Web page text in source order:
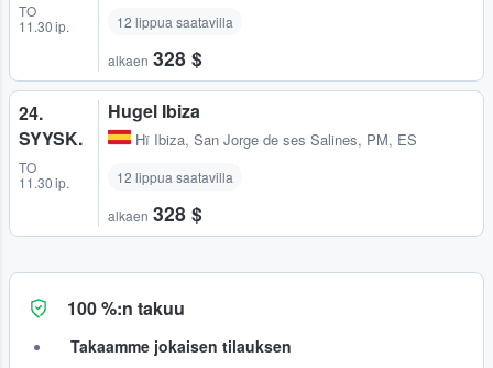
TO
11.30 ip.
12 lippua saatavilla
alkaen 328 $
24.
SYYSK.
TO
11.30 ip.
Hugel Ibiza
Hï Ibiza, San Jorge de ses Salines, PM, ES
12 lippua saatavilla
alkaen 328 $
100 %:n takuu
Takaamme jokaisen tilauksen